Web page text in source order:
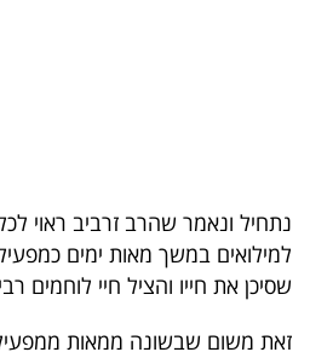
המילון
הכלכלי
נתחיל ונאמר שהרב זרביב ראוי
למילואים במשך מאות ימים
שסיכן את חייו והציל חיי לוחמים
זאת משום שבשונה ממאות